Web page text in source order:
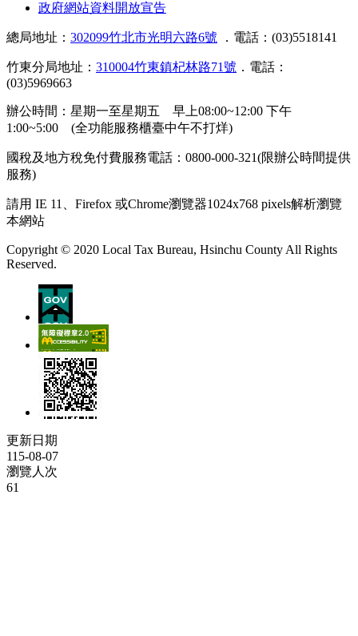
政府網站資料開放宣告
總局地址： 302099竹北市光明六路6號 ．電話：(03)5518141
竹東分局地址： 310004竹東鎮杞林路71號 ．電話：
(03)5969663
辦公時間：星期一至星期五 早上08:00~12:00 下午
1:00~5:00 (全功能服務櫃臺中午不打烊)
國稅及地方稅免付費服務電話：0800-000-321(限辦公時間提供
服務)
請用 IE 11、Firefox 或Chrome瀏覽器1024x768 pixels解析瀏覽
本網站
Copyright © 2020 Local Tax Bureau, Hsinchu County All Rights
Reserved.
更新日期
115-08-07
瀏覽人次
61